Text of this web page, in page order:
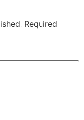
Required